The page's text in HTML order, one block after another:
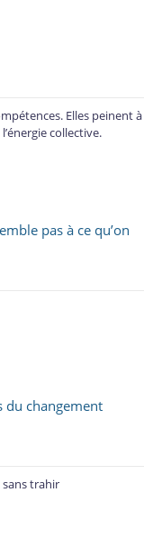
Elles peinent à
collective.
pas à ce qu’on
du changement
sans trahir